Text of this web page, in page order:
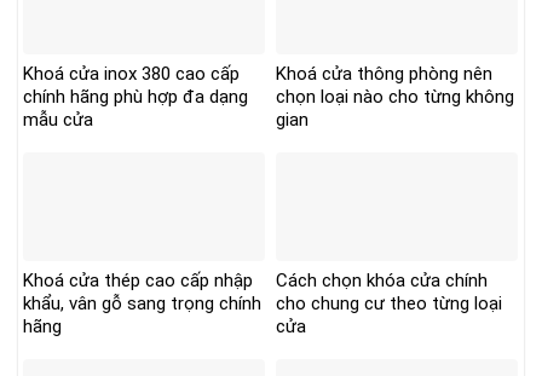
Khoá cửa inox 380 cao cấp
chính hãng phù hợp đa dạng
mẫu cửa
Khoá cửa thông phòng nên
chọn loại nào cho từng không
gian
Khoá cửa thép cao cấp nhập
khẩu, vân gỗ sang trọng chính
hãng
Cách chọn khóa cửa chính
cho chung cư theo từng loại
cửa